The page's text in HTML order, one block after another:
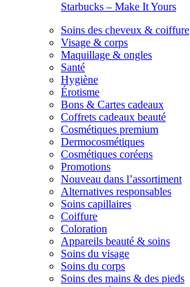
Starbucks – Make It Yours
Soins des cheveux & coiffure
Visage & corps
Maquillage & ongles
Santé
Hygiène
Érotisme
Bons & Cartes cadeaux
Coffrets cadeaux beauté
Cosmétiques premium
Dermocosmétiques
Cosmétiques coréens
Promotions
Nouveau dans l’assortiment
Alternatives responsables
Soins capillaires
Coiffure
Coloration
Appareils beauté & soins
Soins du visage
Soins du corps
Soins des mains & des pieds